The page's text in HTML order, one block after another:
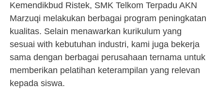
Kemendikbud Ristek, SMK Telkom Terpadu AKN
Marzuqi melakukan berbagai program peningkatan
kualitas. Selain menawarkan kurikulum yang
sesuai with kebutuhan industri, kami juga bekerja
sama dengan berbagai perusahaan ternama untuk
memberikan pelatihan keterampilan yang relevan
kepada siswa.